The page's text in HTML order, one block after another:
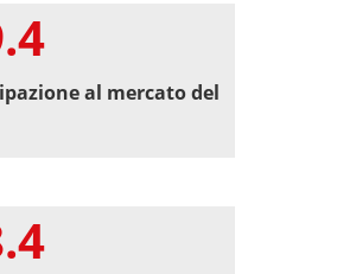
al mercato del